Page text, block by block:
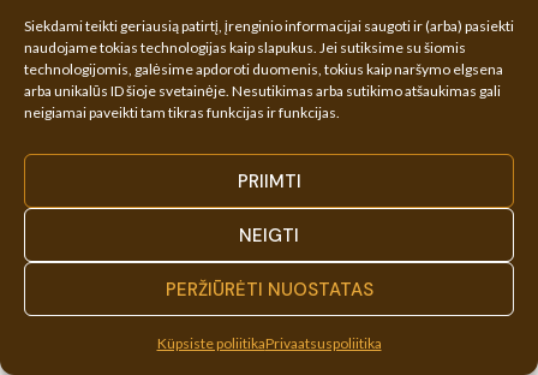
Siekdami teikti geriausią patirtį, įrenginio informacijai saugoti ir (arba) pasiekti
naudojame tokias technologijas kaip slapukus. Jei sutiksime su šiomis
technologijomis, galėsime apdoroti duomenis, tokius kaip naršymo elgsena
arba unikalūs ID šioje svetainėje. Nesutikimas arba sutikimo atšaukimas gali
neigiamai paveikti tam tikras funkcijas ir funkcijas.
PRIIMTI
NEIGTI
PERŽIŪRĖTI NUOSTATAS
Küpsiste poliitikaPrivaatsuspoliitika